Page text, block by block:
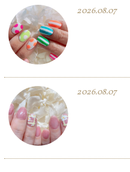
2026.08.07
2026.08.07